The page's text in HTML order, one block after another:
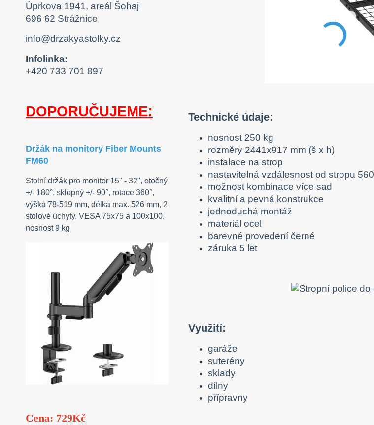
Úprkova 1941, areál Šohaj
696 62 Strážnice
info@drzakyastolky.cz
Infolinka:
+420 733 701 897
DOPORUČUJEME:
Držák na monitory Fiber Mounts
FM60
Stolní držák pro monitor 15" - 32", otočný
+/- 180°, sklopný +/- 90°, rotace 360°,
výška 78-519 mm, délka max. 526 mm, 2
stolové úchyty, VESA 75x75 a 100x100,
nosnost 9 kg
Cena: 729Kč
Technické údaje:
nosnost 250 kg
rozměry 2441x917 mm (š x h)
instalace na strop
nastavitelná vzdálesnost od stropu
možnost kombinace více sad
kvalitní a pevná konstrukce
jednoduchá montáž
materiál ocel
barevné provedení černé
záruka 5 let
Využití:
garáže
suterény
sklady
dílny
přípravny